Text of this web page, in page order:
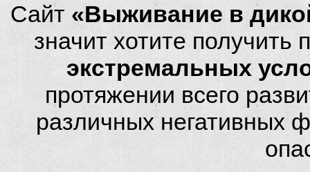
Сайт «Выживание в
значит хотите
экстремальных
протяжении всего
различных негативных